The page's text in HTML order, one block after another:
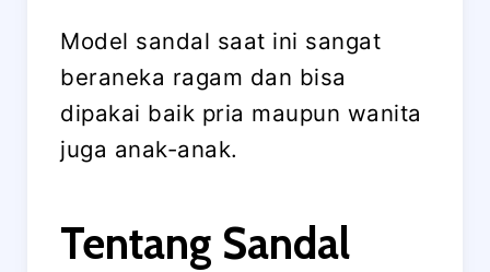
Model sandal saat ini sangat
beraneka ragam dan bisa
dipakai baik pria maupun wanita
juga anak-anak.
Tentang Sandal